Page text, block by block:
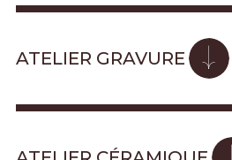
ATELIER GRAVURE